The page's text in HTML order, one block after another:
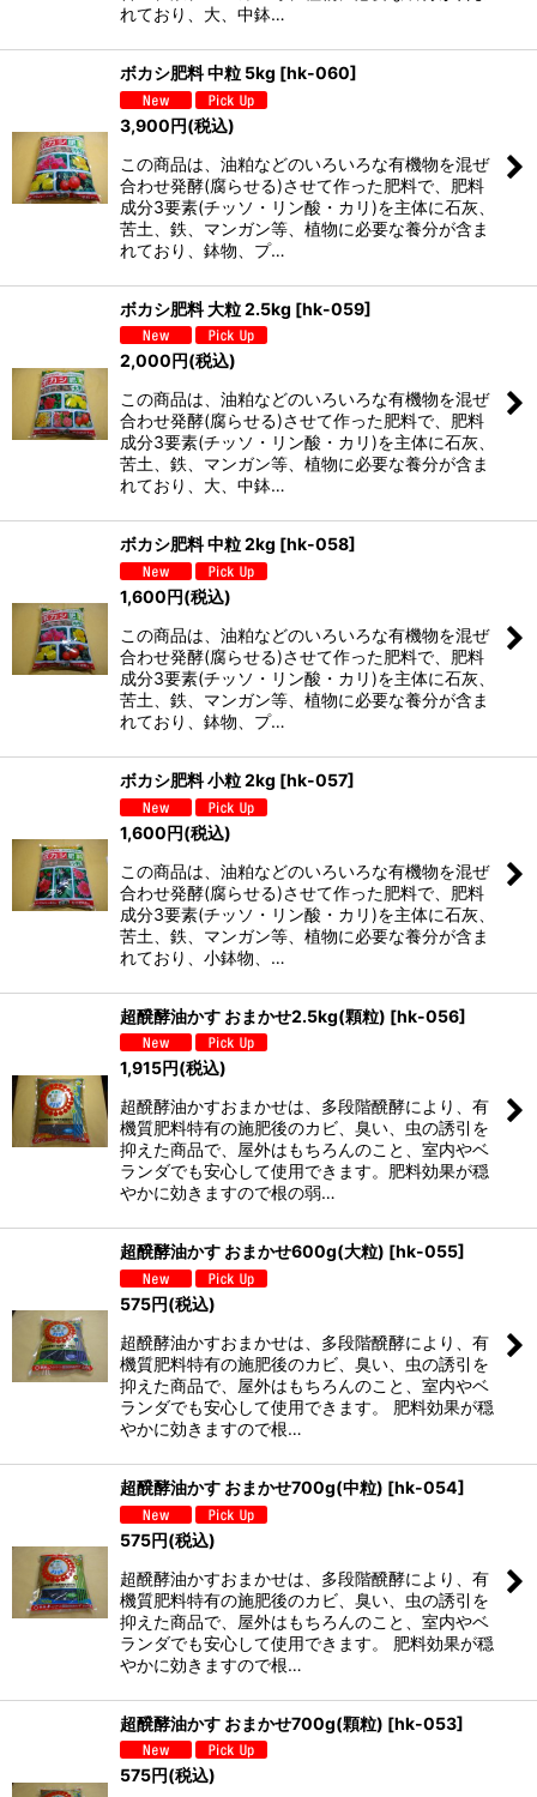
れており、大、中鉢…
ボカシ肥料 中粒 5kg [hk-060]
3,900円(税込)
この商品は、油粕などのいろいろな有機物を混ぜ
合わせ発酵(腐らせる)させて作った肥料で、肥料
成分3要素(チッソ・リン酸・カリ)を主体に石灰、
苦土、鉄、マンガン等、植物に必要な養分が含ま
れており、鉢物、プ…
ボカシ肥料 大粒 2.5kg [hk-059]
2,000円(税込)
この商品は、油粕などのいろいろな有機物を混ぜ
合わせ発酵(腐らせる)させて作った肥料で、肥料
成分3要素(チッソ・リン酸・カリ)を主体に石灰、
苦土、鉄、マンガン等、植物に必要な養分が含ま
れており、大、中鉢…
ボカシ肥料 中粒 2kg [hk-058]
1,600円(税込)
この商品は、油粕などのいろいろな有機物を混ぜ
合わせ発酵(腐らせる)させて作った肥料で、肥料
成分3要素(チッソ・リン酸・カリ)を主体に石灰、
苦土、鉄、マンガン等、植物に必要な養分が含ま
れており、鉢物、プ…
ボカシ肥料 小粒 2kg [hk-057]
1,600円(税込)
この商品は、油粕などのいろいろな有機物を混ぜ
合わせ発酵(腐らせる)させて作った肥料で、肥料
成分3要素(チッソ・リン酸・カリ)を主体に石灰、
苦土、鉄、マンガン等、植物に必要な養分が含ま
れており、小鉢物、…
超醗酵油かす おまかせ2.5kg(顆粒) [hk-056]
1,915円(税込)
超醗酵油かすおまかせは、多段階醗酵により、有
機質肥料特有の施肥後のカビ、臭い、虫の誘引を
抑えた商品で、屋外はもちろんのこと、室内やベ
ランダでも安心して使用できます。肥料効果が穏
やかに効きますので根の弱…
超醗酵油かす おまかせ600g(大粒) [hk-055]
575円(税込)
超醗酵油かすおまかせは、多段階醗酵により、有
機質肥料特有の施肥後のカビ、臭い、虫の誘引を
抑えた商品で、屋外はもちろんのこと、室内やベ
ランダでも安心して使用できます。 肥料効果が穏
やかに効きますので根…
超醗酵油かす おまかせ700g(中粒) [hk-054]
575円(税込)
超醗酵油かすおまかせは、多段階醗酵により、有
機質肥料特有の施肥後のカビ、臭い、虫の誘引を
抑えた商品で、屋外はもちろんのこと、室内やベ
ランダでも安心して使用できます。 肥料効果が穏
やかに効きますので根…
超醗酵油かす おまかせ700g(顆粒) [hk-053]
575円(税込)